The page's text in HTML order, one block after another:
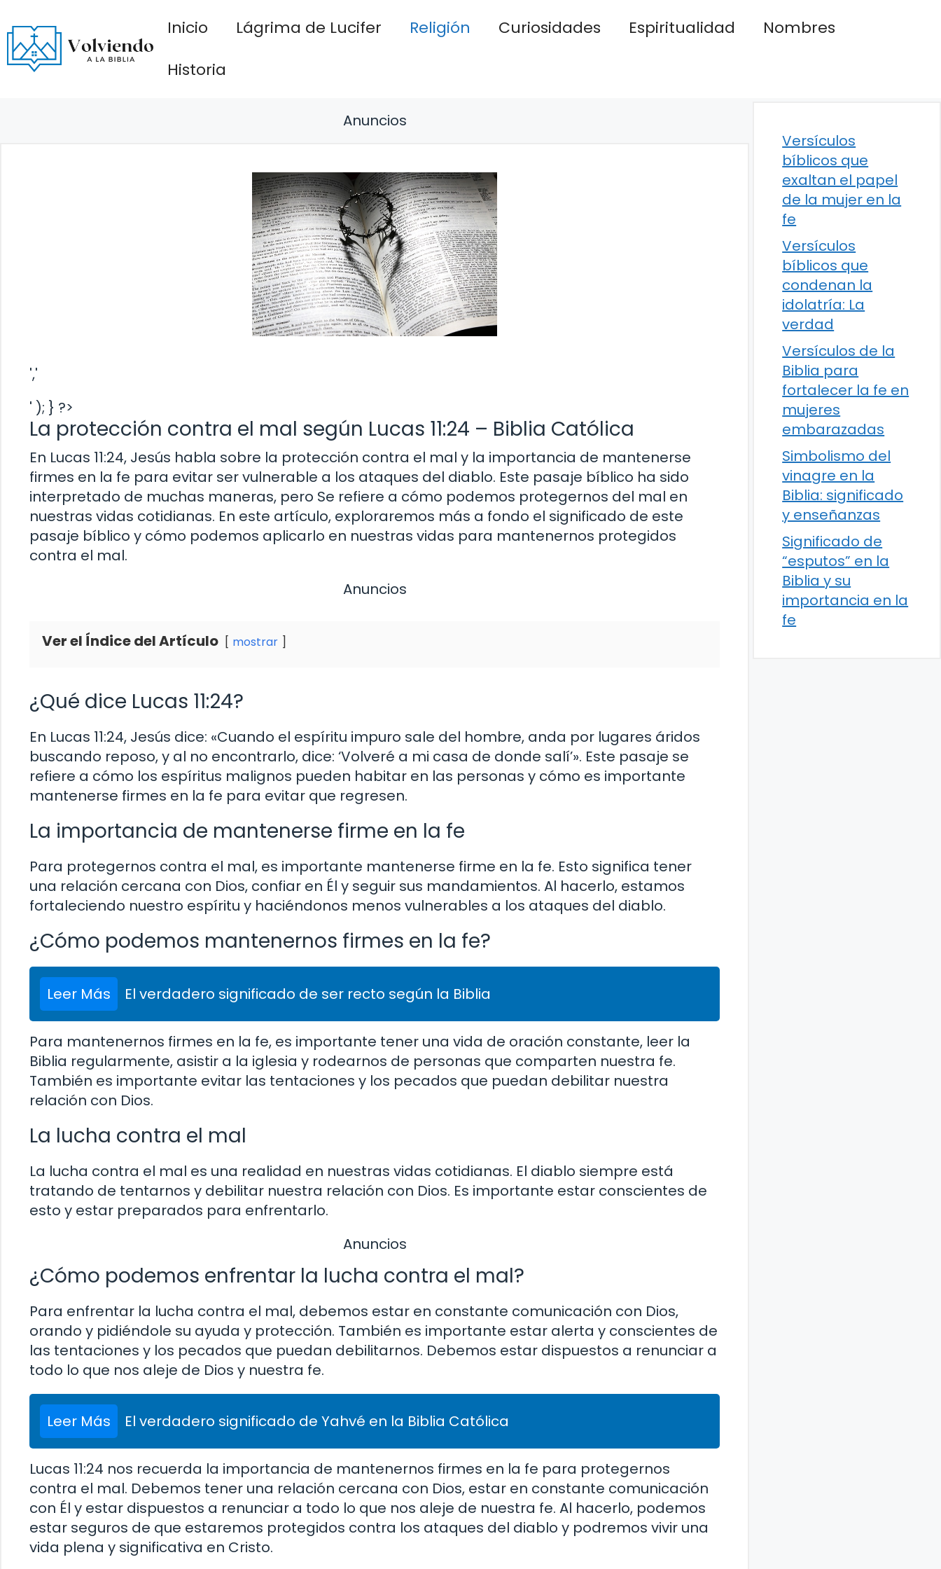
al
contenido
Inicio Lágrima de Lucifer Religión Curiosidades Espiritualidad
Nombres
Historia
Anuncios
','
' ); } ?>
La protección contra el mal según Lucas 11:24 – Biblia Católica
En Lucas 11:24, Jesús habla sobre la protección contra el mal y la importancia de mantenerse
firmes en la fe para evitar ser vulnerable a los ataques del diablo. Este pasaje bíblico ha sido
interpretado de muchas maneras, pero Se refiere a cómo podemos protegernos del mal en
nuestras vidas cotidianas. En este artículo, exploraremos más a fondo el significado de este
pasaje bíblico y cómo podemos aplicarlo en nuestras vidas para mantenernos protegidos
contra el mal.
Anuncios
Ver el Índice del Artículo mostrar
¿Qué dice Lucas 11:24?
En Lucas 11:24, Jesús dice: «Cuando el espíritu impuro sale del hombre, anda por lugares áridos
buscando reposo, y al no encontrarlo, dice: ‘Volveré a mi casa de donde salí’». Este pasaje se
refiere a cómo los espíritus malignos pueden habitar en las personas y cómo es importante
mantenerse firmes en la fe para evitar que regresen.
La importancia de mantenerse firme en la fe
Para protegernos contra el mal, es importante mantenerse firme en la fe. Esto significa tener
una relación cercana con Dios, confiar en Él y seguir sus mandamientos. Al hacerlo, estamos
fortaleciendo nuestro espíritu y haciéndonos menos vulnerables a los ataques del diablo.
¿Cómo podemos mantenernos firmes en la fe?
Leer Más El verdadero significado de ser recto según la Biblia
Para mantenernos firmes en la fe, es importante tener una vida de oración constante, leer la
Biblia regularmente, asistir a la iglesia y rodearnos de personas que comparten nuestra fe.
También es importante evitar las tentaciones y los pecados que puedan debilitar nuestra
relación con Dios.
La lucha contra el mal
La lucha contra el mal es una realidad en nuestras vidas cotidianas. El diablo siempre está
tratando de tentarnos y debilitar nuestra relación con Dios. Es importante estar conscientes de
esto y estar preparados para enfrentarlo.
Anuncios
¿Cómo podemos enfrentar la lucha contra el mal?
Para enfrentar la lucha contra el mal, debemos estar en constante comunicación con Dios,
orando y pidiéndole su ayuda y protección. También es importante estar alerta y conscientes de
las tentaciones y los pecados que puedan debilitarnos. Debemos estar dispuestos a renunciar a
todo lo que nos aleje de Dios y nuestra fe.
Leer Más El verdadero significado de Yahvé en la Biblia Católica
Lucas 11:24 nos recuerda la importancia de mantenernos firmes en la fe para protegernos
contra el mal. Debemos tener una relación cercana con Dios, estar en constante comunicación
con Él y estar dispuestos a renunciar a todo lo que nos aleje de nuestra fe. Al hacerlo, podemos
estar seguros de que estaremos protegidos contra los ataques del diablo y podremos vivir una
vida plena y significativa en Cristo.
Versículos
bíblicos que
exaltan el papel
de la mujer en la
fe
Versículos
bíblicos que
condenan la
idolatría: La
verdad
Versículos de la
Biblia para
fortalecer la fe en
mujeres
embarazadas
Simbolismo del
vinagre en la
Biblia: significado
y enseñanzas
Significado de
“esputos” en la
Biblia y su
importancia en la
fe